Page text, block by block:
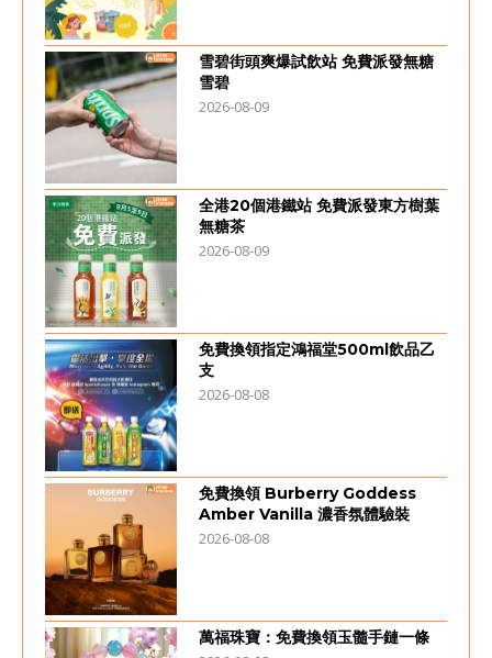
雪碧街頭爽爆試飲站 免費派發無糖
雪碧
2026-08-09
全港20個港鐵站 免費派發東方樹葉
無糖茶
2026-08-09
免費換領指定鴻福堂500ml飲品乙
支
2026-08-08
免費換領 Burberry Goddess
Amber Vanilla 濃香氛體驗裝
2026-08-08
萬福珠寶：免費換領玉髓手鏈一條